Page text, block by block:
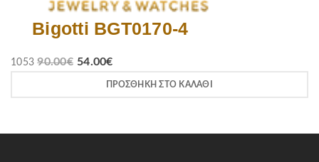
Bigotti BGT0170-4
1053 90.00€ 54.00€
ΠΡΟΣΘΉΚΗ ΣΤΟ ΚΑΛΆΘΙ